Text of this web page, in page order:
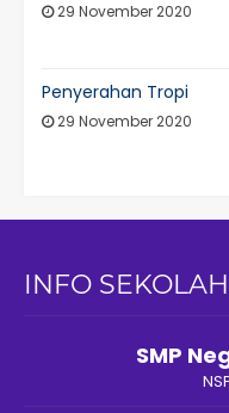
29 November 2020
Penyerahan Tropi
29 November 2020
INFO SEKOLAH
SMP